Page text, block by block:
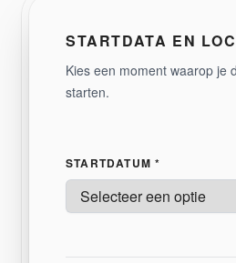
STARTDATA EN
Kies een moment waarop je
starten.
STARTDATUM *